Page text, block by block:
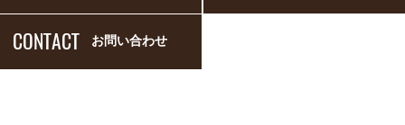
CONTACT お問い合わせ